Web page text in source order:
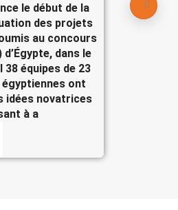
le début de la
des projets
au concours
dans le
38 équipes de 23
ont
idées novatrices
à a